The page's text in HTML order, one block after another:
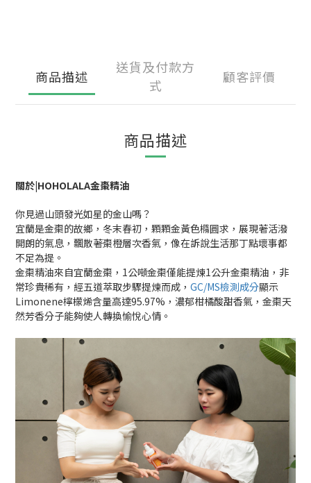
商品描述
送貨及付款方
式
顧客評價
商品描述
關於|HOHOLALA金棗精油
你見過山頭發光如星的金山嗎？
宜蘭是金棗的故鄉，冬末春初，顆顆金黃色橢圓求，展現著活潑
開朗的氣息，飄散著棗橙層次香氣，像在訴說生活那丁點壞事都
不足為提。
金棗精油來自宜蘭金棗，1公噸金棗僅能提煉1公升金棗精油，非
常珍貴稀有，經五道萃取步驟提煉而成， GC/MS檢測成分顯示
Limonene檸檬烯含量高達95.97%，濃郁柑橘酸甜香氣，金棗天
然芳香分子能夠使人轉換愉悅心情。